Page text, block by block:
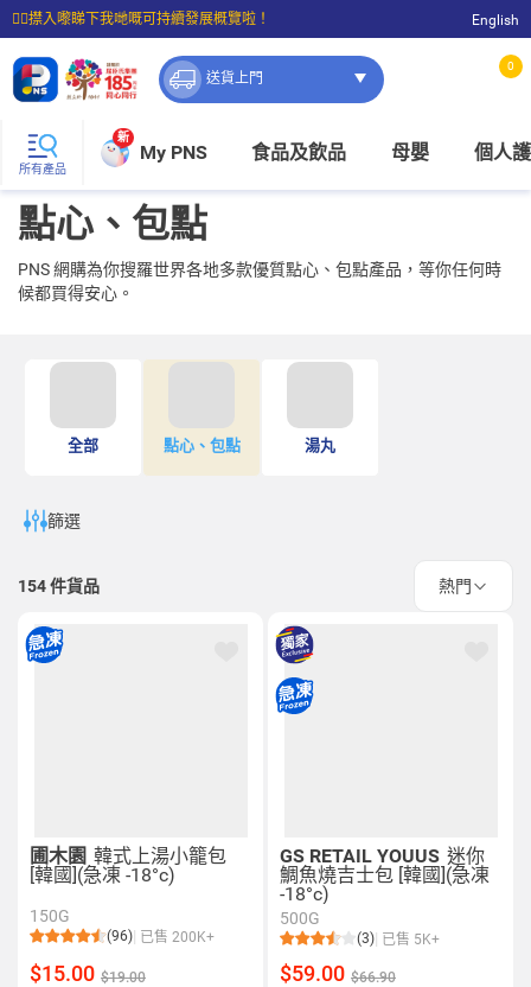
☝🏼㩒入嚟睇下我哋嘅可持續發展概覽啦！
⭐購物滿$399即享免費送貨；滿$100即可免費店取。
English
送貨上門
0
所有產品
新
My PNS 食品及飲品 母嬰 個人
點心、包點
PNS 網購為你搜羅世界各地多款優質點心、包點產品，等你任何時
候都買得安心。
全部 點心、包點 湯丸
篩選
154件貨品 熱門
圃木園 韓式上湯小籠包
[韓國](急凍 -18°c)
150G
(96) 已售 200K+
$15.00 $19.00
GS RETAIL YOUUS 迷你
鯛魚燒吉士包 [韓國](急凍
-18°c)
500G
(3) 已售 5K+
$59.00 $66.90